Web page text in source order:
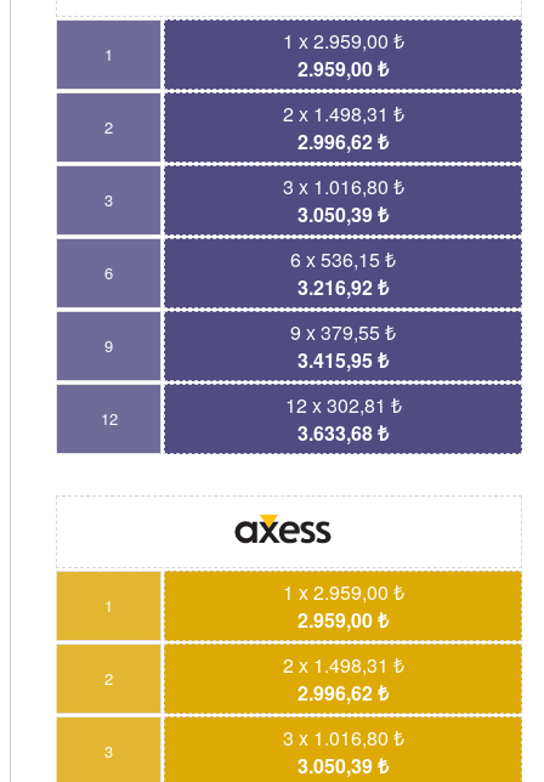
1
1 x 2.959,00 ₺
2.959,00 ₺
2
2 x 1.498,31 ₺
2.996,62 ₺
3
3 x 1.016,80 ₺
3.050,39 ₺
6
6 x 536,15 ₺
3.216,92 ₺
9
9 x 379,55 ₺
3.415,95 ₺
12
12 x 302,81 ₺
3.633,68 ₺
1
1 x 2.959,00 ₺
2.959,00 ₺
2
2 x 1.498,31 ₺
2.996,62 ₺
3
3 x 1.016,80 ₺
3.050,39 ₺